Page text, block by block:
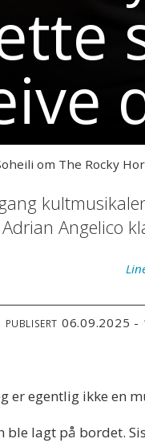
om The Rocky
Angelico
PUBLISERT 06.09.2025 -
er egentlig ikke en
lagt på bordet.